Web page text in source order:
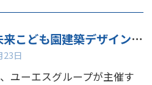
第８回未来こども園建築デザインコンペ 表彰
23日
ユーエスグループが主催す